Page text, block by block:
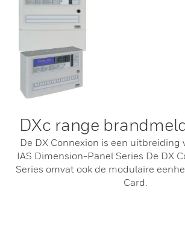
DXc range
De DX Connexion is een uitbreiding
IAS Dimension-Panel Series De DX
Series omvat ook de modulaire
Card.